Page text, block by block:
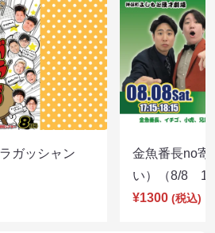
ガッシャン
金魚番長no寄
い）（8/8
¥1300 (税込)